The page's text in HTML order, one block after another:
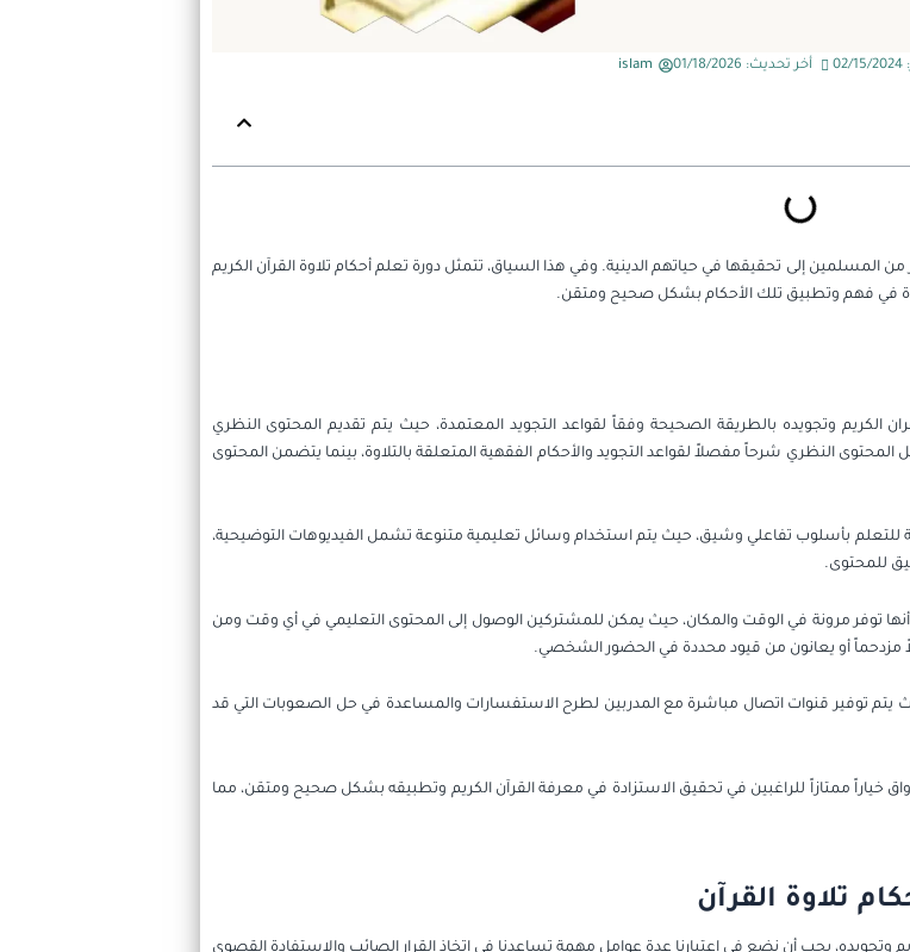
02/15/2024 أخر تحديث: 01/18/2026 islam
من المسلمين إلى تحقيقها في حياتهم الدينية. وفي هذا السياق، تتمثل دورة تعلم أحكام تلاوة القرآن الكريم
في فهم وتطبيق تلك الأحكام بشكل صحيح ومتقن.
الكريم وتجويده بالطريقة الصحيحة وفقاً لقواعد التجويد المعتمدة، حيث يتم تقديم المحتوى النظري
النظري شرحاً مفصلاً لقواعد التجويد والأحكام الفقهية المتعلقة بالتلاوة، بينما يتضمن المحتوى
للتعلم بأسلوب تفاعلي وشيق، حيث يتم استخدام وسائل تعليمية متنوعة تشمل الفيديوهات التوضيحية،
للمحتوى.
أنها توفر مرونة في الوقت والمكان، حيث يمكن للمشتركين الوصول إلى المحتوى التعليمي في أي وقت ومن
مزدحماً أو يعانون من قيود محددة في الحضور الشخصي.
يتم توفير قنوات اتصال مباشرة مع المدربين لطرح الاستفسارات والمساعدة في حل الصعوبات التي قد
خياراً ممتازاً للراغبين في تحقيق الاستزادة في معرفة القرآن الكريم وتطبيقه بشكل صحيح ومتقن، مما
تلاوة القرآن
وتجويده، يجب أن نضع في اعتبارنا عدة عوامل مهمة تساعدنا في اتخاذ القرار الصائب والاستفادة القصوى